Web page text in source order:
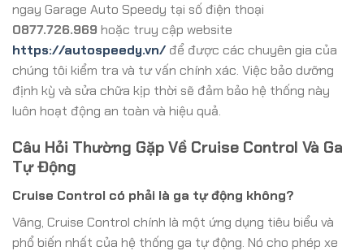
ngay Garage Auto Speedy tại số điện thoại
0877.726.969 hoặc truy cập website
https://autospeedy.vn/để được các chuyên gia của
chúng tôi kiểm tra và tư vấn chính xác. Việc bảo dưỡng
định kỳ và sửa chữa kịp thời sẽ đảm bảo hệ thống này
luôn hoạt động an toàn và hiệu quả.
Câu Hỏi Thường Gặp Về Cruise Control Và Ga
Tự Động
Cruise Control có phải là ga tự động không?
Vâng, Cruise Control chính là một ứng dụng tiêu biểu và
phổ biến nhất của hệ thống ga tự động. Nó cho phép xe